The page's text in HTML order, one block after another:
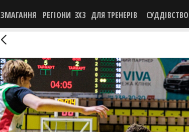
ЗМАГАННЯ РЕГІОНИ 3X3 ДЛЯ ТРЕНЕРІВ СУДДІВСТВО